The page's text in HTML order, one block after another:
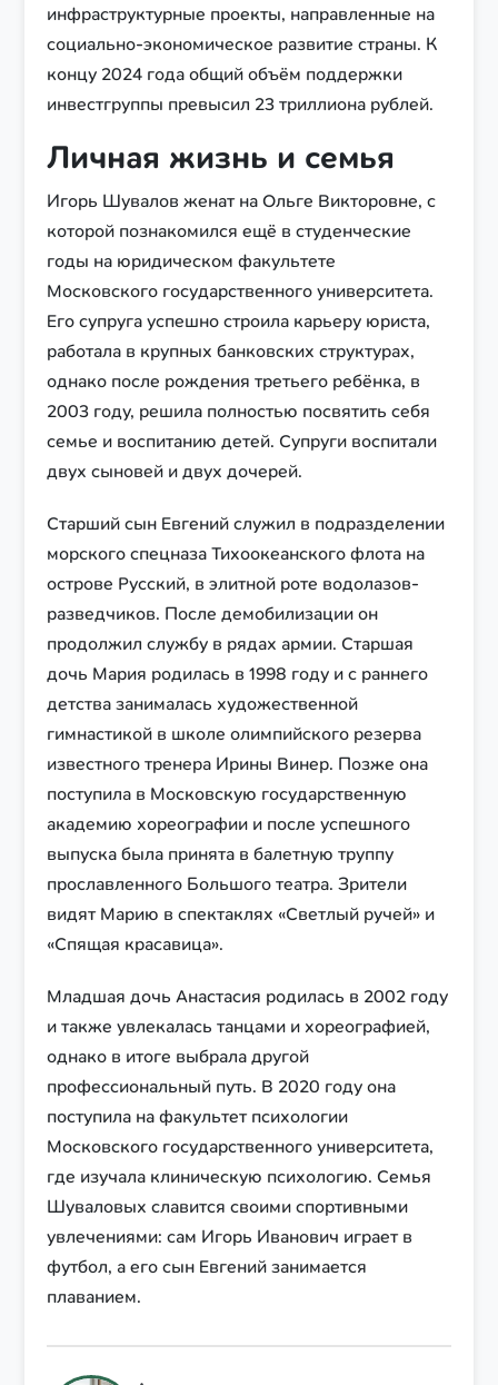
инфраструктурные проекты, направленные на
социально-экономическое развитие страны. К
концу 2024 года общий объём поддержки
инвестгруппы превысил 23 триллиона рублей.
Личная жизнь и семья
Игорь Шувалов женат на Ольге Викторовне, с
которой познакомился ещё в студенческие
годы на юридическом факультете
Московского государственного университета.
Его супруга успешно строила карьеру юриста,
работала в крупных банковских структурах,
однако после рождения третьего ребёнка, в
2003 году, решила полностью посвятить себя
семье и воспитанию детей. Супруги воспитали
двух сыновей и двух дочерей.
Старший сын Евгений служил в подразделении
морского спецназа Тихоокеанского флота на
острове Русский, в элитной роте водолазов-
разведчиков. После демобилизации он
продолжил службу в рядах армии. Старшая
дочь Мария родилась в 1998 году и с раннего
детства занималась художественной
гимнастикой в школе олимпийского резерва
известного тренера Ирины Винер. Позже она
поступила в Московскую государственную
академию хореографии и после успешного
выпуска была принята в балетную труппу
прославленного Большого театра. Зрители
видят Марию в спектаклях «Светлый ручей» и
«Спящая красавица».
Младшая дочь Анастасия родилась в 2002 году
и также увлекалась танцами и хореографией,
однако в итоге выбрала другой
профессиональный путь. В 2020 году она
поступила на факультет психологии
Московского государственного университета,
где изучала клиническую психологию. Семья
Шуваловых славится своими спортивными
увлечениями: сам Игорь Иванович играет в
футбол, а его сын Евгений занимается
плаванием.